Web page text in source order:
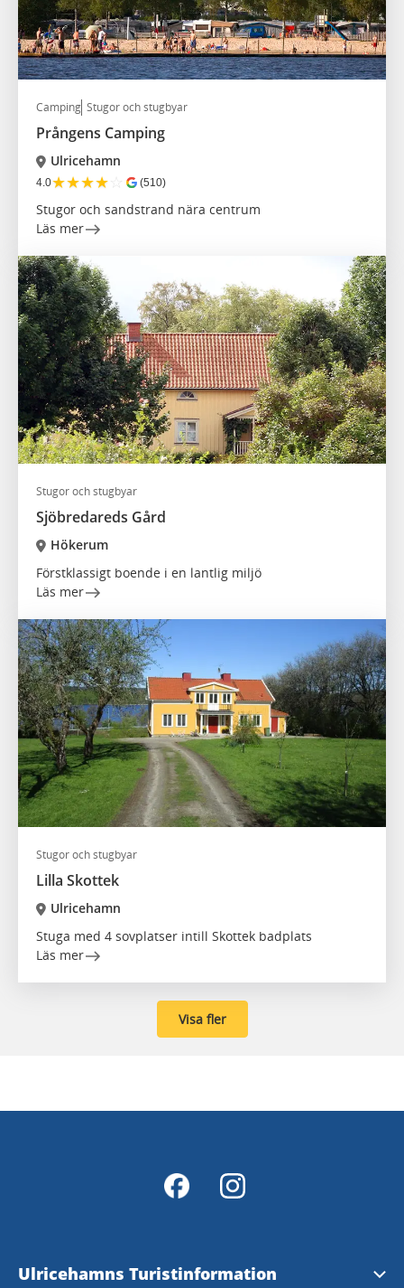
Camping Stugor och stugbyar
Prångens Camping
Ulricehamn
4.0★★★★☆ (510)
Stugor och sandstrand nära centrum
Läs mer
Stugor och stugbyar
Sjöbredareds Gård
Hökerum
Förstklassigt boende i en lantlig miljö
Läs mer
Stugor och stugbyar
Lilla Skottek
Ulricehamn
Stuga med 4 sovplatser intill Skottek badplats
Läs mer
Visa fler
Ulricehamns Turistinformation